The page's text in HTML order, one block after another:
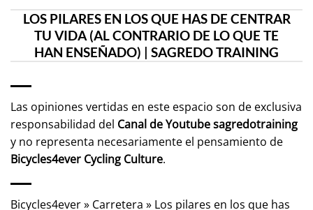
LOS PILARES EN LOS QUE HAS DE CENTRAR
TU VIDA (AL CONTRARIO DE LO QUE TE
HAN ENSEÑADO) | SAGREDO TRAINING
Las opiniones vertidas en este espacio son de exclusiva
responsabilidad del Canal de Youtubesagredotraining
y no representa necesariamente el pensamiento de
Bicycles4ever Cycling Culture.
Bicycles4ever» Carretera » Los pilares en los que has